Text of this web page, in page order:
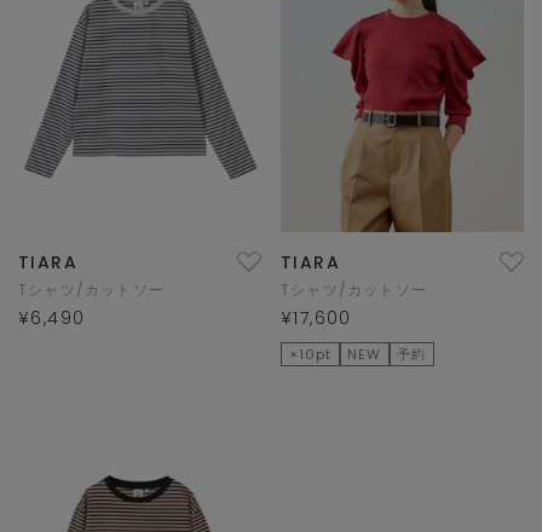
TIARA
Tシャツ/カットソー
¥6,490
TIARA
Tシャツ/カットソー
¥17,600
×10pt NEW 予約